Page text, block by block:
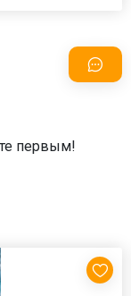
первым!